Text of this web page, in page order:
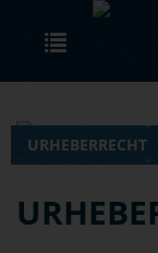
Skip to main content
URHEBERRECHT